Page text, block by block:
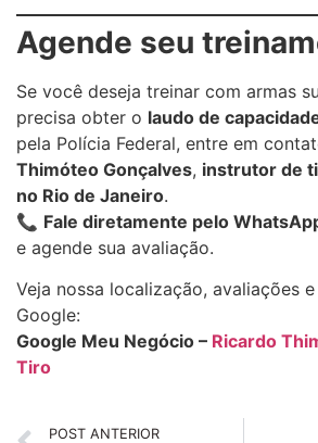
Agende seu
Se você deseja treinar com armas
precisa obter o laudo de
pela Polícia Federal, entre em
Thimóteo Gonçalves, instrutor de
no Rio de Janeiro.
📞 Fale diretamente pelo
e agende sua avaliação.
Veja nossa localização, avaliações
Google:
Google Meu Negócio – Ricardo
Tiro
POST ANTERIOR